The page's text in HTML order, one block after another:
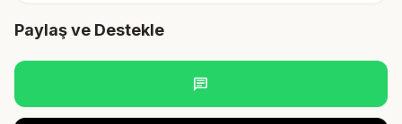
Paylaş ve Destekle
chat